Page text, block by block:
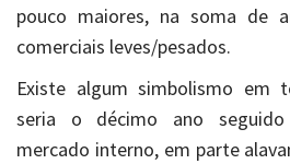
pouco maiores, na soma de
comerciais leves/pesados.
Existe algum simbolismo em
seria o décimo ano
mercado interno, em parte